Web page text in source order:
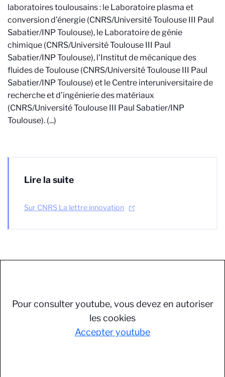
laboratoires toulousains: le Laboratoire plasma et
conversion d’énergie (CNRS/Université Toulouse III Paul
Sabatier/INP Toulouse), le Laboratoire de génie
chimique (CNRS/Université Toulouse III Paul
Sabatier/INP Toulouse), l'Institut de mécanique des
fluides de Toulouse (CNRS/Université Toulouse III Paul
Sabatier/INP Toulouse) et le Centre interuniversitaire de
recherche et d’ingénierie des matériaux
(CNRS/Université Toulouse III Paul Sabatier/INP
Toulouse). (...)
Lire la suite
Sur CNRS La lettre innovation
Pour consulter youtube, vous devez en autoriser
les cookies
Accepter youtube